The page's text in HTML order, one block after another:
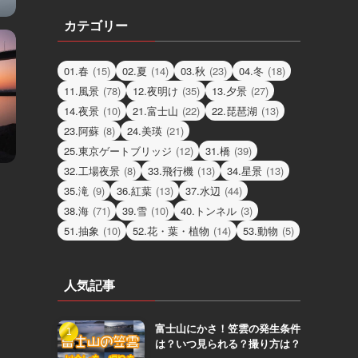
カテゴリー
01.春 (15) 02.夏 (14) 03.秋 (23) 04.冬 (18)
11.風景 (78) 12.夜明け (35) 13.夕景 (27)
14.夜景 (10) 21.富士山 (22) 22.琵琶湖 (13)
23.阿蘇 (8) 24.美瑛 (21)
25.東京ゲートブリッジ (12) 31.橋 (39)
32.工場夜景 (8) 33.飛行機 (13) 34.星景 (13)
35.滝 (9) 36.紅葉 (13) 37.水辺 (44)
38.海 (71) 39.雪 (10) 40.トンネル (3)
51.抽象 (10) 52.花・葉・植物 (14) 53.動物 (5)
人気記事
富士山にかさ！笠雲の発生条件
は？いつ見られる？撮り方は？